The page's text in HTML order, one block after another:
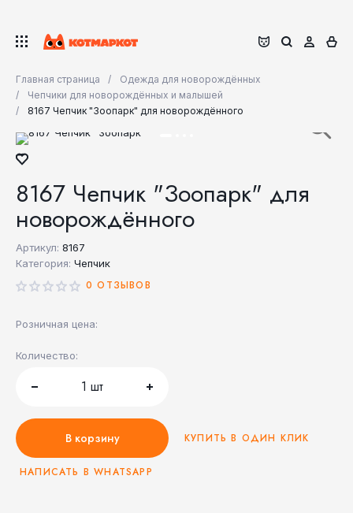
Главная страница
Одежда для новорождённых
Чепчики для новорождённых и малышей
8167 Чепчик "Зоопарк" для новорождённого
8167 Чепчик "Зоопарк" для
новорождённого
Артикул: 8167
Категория: Чепчик
0 ОТЗЫВОВ
Розничная цена:
Количество:
1 шт
В корзину КУПИТЬ В ОДИН КЛИК
НАПИСАТЬ В WHATSAPP